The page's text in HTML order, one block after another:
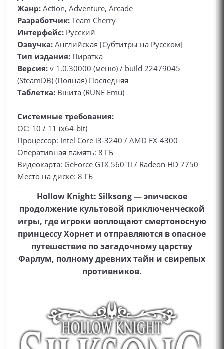
Жанр: Action, Adventure, Arcade
Разработчик: Team Cherry
Интерфейс: Русский
Озвучка: Английская [Субтитры на Русском]
Тип издания: Пиратка
Версия: v 1.0.30000 (меню) / build 22479045
(SteamDB) (Полная) Последняя
Таблетка: Вшита (RUNE Emu)
Системные требования:
ОС: 10 / 11 (x64-bit)
Процессор: Intel Core i3-3240 / AMD FX-4300
Оперативная память: 8 ГБ
Видеокарта: GeForce GTX 560 Ti / Radeon HD 7750
Место на диске: 8 ГБ
Hollow Knight: Silksong — эпическое
продолжение культовой приключенческой
игры, где игроки воплощают смертоносную
принцессу Хорнет и отправляются в опасное
путешествие по загадочному царству
Фарлум, полному древних тайн и свирепых
противников.